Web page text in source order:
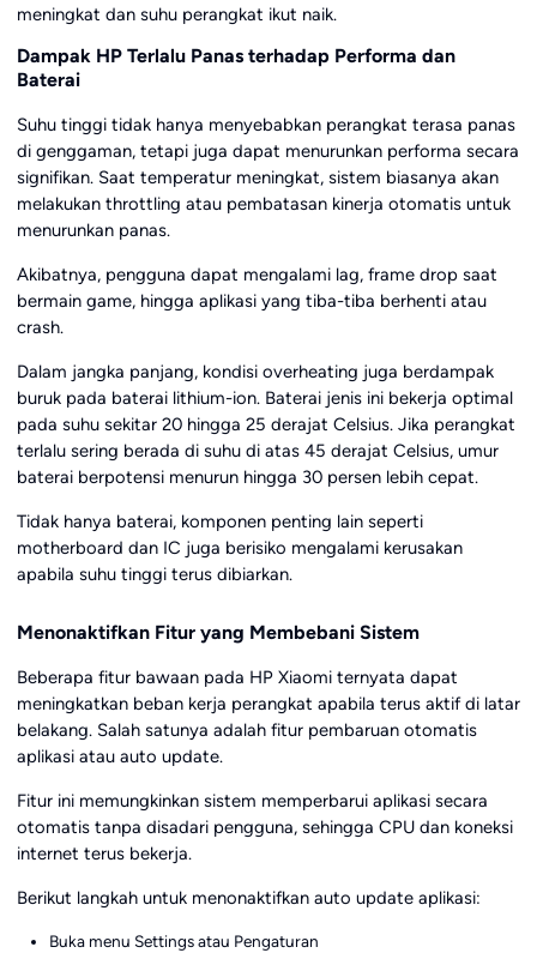
meningkat dan suhu perangkat ikut naik.
Dampak HP Terlalu Panas terhadap Performa dan
Baterai
Suhu tinggi tidak hanya menyebabkan perangkat terasa panas
di genggaman, tetapi juga dapat menurunkan performa secara
signifikan. Saat temperatur meningkat, sistem biasanya akan
melakukan throttling atau pembatasan kinerja otomatis untuk
menurunkan panas.
Akibatnya, pengguna dapat mengalami lag, frame drop saat
bermain game, hingga aplikasi yang tiba-tiba berhenti atau
crash.
Dalam jangka panjang, kondisi overheating juga berdampak
buruk pada baterai lithium-ion. Baterai jenis ini bekerja optimal
pada suhu sekitar 20 hingga 25 derajat Celsius. Jika perangkat
terlalu sering berada di suhu di atas 45 derajat Celsius, umur
baterai berpotensi menurun hingga 30 persen lebih cepat.
Tidak hanya baterai, komponen penting lain seperti
motherboard dan IC juga berisiko mengalami kerusakan
apabila suhu tinggi terus dibiarkan.
Menonaktifkan Fitur yang Membebani Sistem
Beberapa fitur bawaan pada HP Xiaomi ternyata dapat
meningkatkan beban kerja perangkat apabila terus aktif di latar
belakang. Salah satunya adalah fitur pembaruan otomatis
aplikasi atau auto update.
Fitur ini memungkinkan sistem memperbarui aplikasi secara
otomatis tanpa disadari pengguna, sehingga CPU dan koneksi
internet terus bekerja.
Berikut langkah untuk menonaktifkan auto update aplikasi:
Buka menu Settings atau Pengaturan